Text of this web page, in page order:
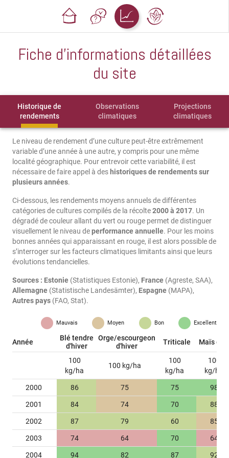
Fiche d'informations détaillées
du site
Historique de
rendements
Observations
climatiques
Projections
climatiques
Le niveau de rendement d’une culture peut-être extrêmement
variable d’une année à une autre, y compris pour une même
localité géographique. Pour entrevoir cette variabilité, il est
nécessaire de faire appel à des historiques de rendements sur
plusieurs années.
Ci-dessous, les rendements moyens annuels de différentes
catégories de cultures compilés de la récolte2000 à 2017. Un
dégradé de couleur allant du vert ou rouge permet de distinguer
visuellement le niveau deperformance annuelle. Pour les moins
bonnes années qui apparaissant en rouge, il est alors possible de
s’interroger sur les facteurs climatiques limitants ainsi que leurs
évolutions tendancielles.
Sources : Estonie (Statistiques Estonie), France (Agreste, SAA),
Allemagne (Statistische Landesämter), Espagne (MAPA),
Autres pays (FAO, Stat).
Mauvais Moyen Bon Excellent
Année
Blé tendre
d'hiver
Orge/escourgeon
d'hiver
Triticale Maïs
100
kg/ha
100 kg/ha
100
kg/ha
100
kg/ha
2000 86 75 75 98
2001 84 74 70 88
2002 87 79 60 85
2003 74 64 70 64
2004 94 82 87 92